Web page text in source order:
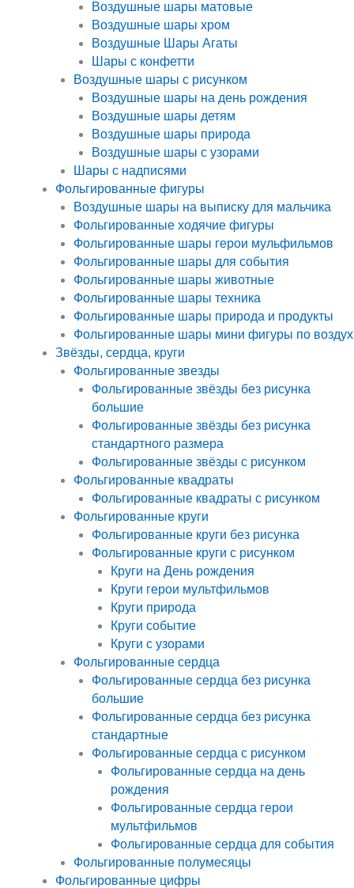
Воздушные шары матовые
Воздушные шары хром
Воздушные Шары Агаты
Шары с конфетти
Воздушные шары с рисунком
Воздушные шары на день рождения
Воздушные шары детям
Воздушные шары природа
Воздушные шары с узорами
Шары с надписями
Фольгированные фигуры
Воздушные шары на выписку для мальчика
Фольгированные ходячие фигуры
Фольгированные шары герои мульфильмов
Фольгированные шары для события
Фольгированные шары животные
Фольгированные шары техника
Фольгированные шары природа и продукты
Фольгированные шары мини фигуры по воздух
Звёзды, сердца, круги
Фольгированные звезды
Фольгированные звёзды без рисунка
большие
Фольгированные звёзды без рисунка
стандартного размера
Фольгированные звёзды с рисунком
Фольгированные квадраты
Фольгированные квадраты с рисунком
Фольгированные круги
Фольгированные круги без рисунка
Фольгированные круги с рисунком
Круги на День рождения
Круги герои мультфильмов
Круги природа
Круги событие
Круги с узорами
Фольгированные сердца
Фольгированные сердца без рисунка
большие
Фольгированные сердца без рисунка
стандартные
Фольгированные сердца с рисунком
Фольгированные сердца на день
рождения
Фольгированные сердца герои
мультфильмов
Фольгированные сердца для события
Фольгированные полумесяцы
Фольгированные цифры